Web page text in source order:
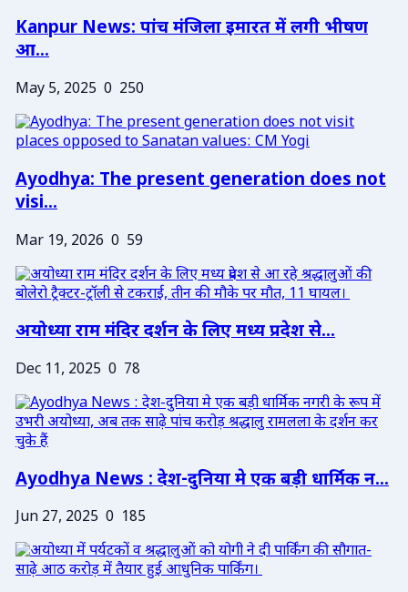
Kanpur News: पांच मंजिला इमारत में लगी भीषण
आ...
May 5, 2025 0 250
Ayodhya: The present generation does not
visi...
Mar 19, 2026 0 59
अयोध्या राम मंदिर दर्शन के लिए मध्य प्रदेश से...
Dec 11, 2025 0 78
Ayodhya News : देश-दुनिया मे एक बड़ी धार्मिक न...
Jun 27, 2025 0 185